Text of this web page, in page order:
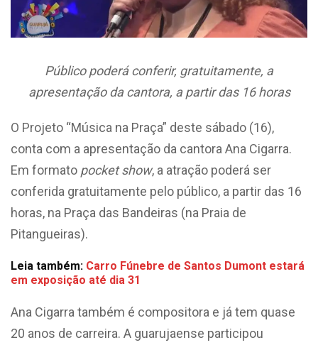
Público poderá conferir, gratuitamente, a
apresentação da cantora, a partir das 16 horas
O Projeto “Música na Praça” deste sábado (16),
conta com a apresentação da cantora Ana Cigarra.
Em formato pocket show, a atração poderá ser
conferida gratuitamente pelo público, a partir das 16
horas, na Praça das Bandeiras (na Praia de
Pitangueiras).
Leia também: Carro Fúnebre de Santos Dumont estará
em exposição até dia 31
Ana Cigarra também é compositora e já tem quase
20 anos de carreira. A guarujaense participou